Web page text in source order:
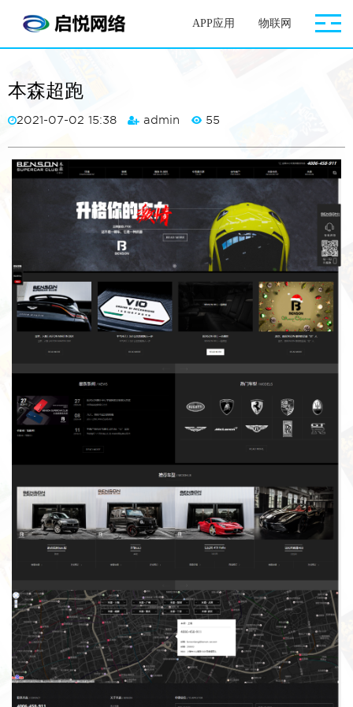
APP应用 物联网 网站案
本森超跑
2021-07-02 15:38 admin 55